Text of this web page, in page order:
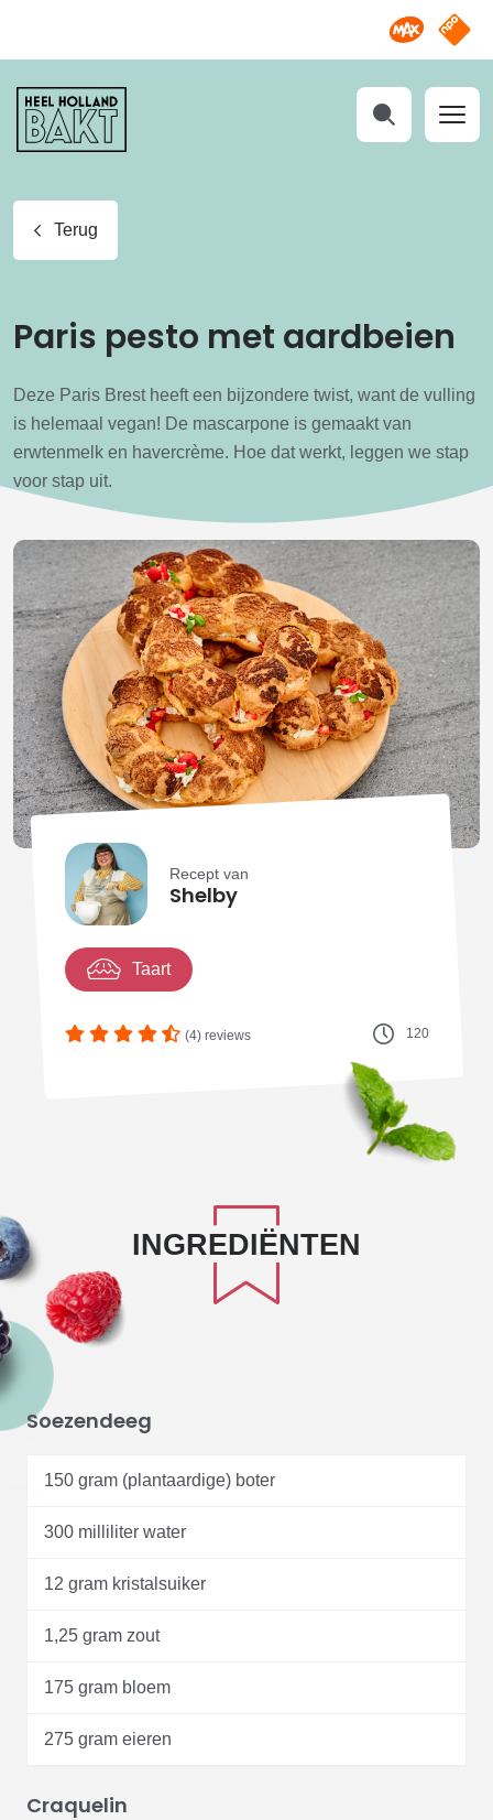
Omroep
NPO
Heel
Holland
Bakt
Terug
Paris pesto met aardbeien
Deze Paris Brest heeft een bijzondere twist, want de vulling
is helemaal vegan! De mascarpone is gemaakt van
erwtenmelk en havercrème. Hoe dat werkt, leggen we stap
voor stap uit.
Recept van
Shelby
Taart
(4) reviews 120
INGREDIËNTEN
Soezendeeg
150 gram (plantaardige) boter
300 milliliter water
12 gram kristalsuiker
1,25 gram zout
175 gram bloem
275 gram eieren
Craquelin